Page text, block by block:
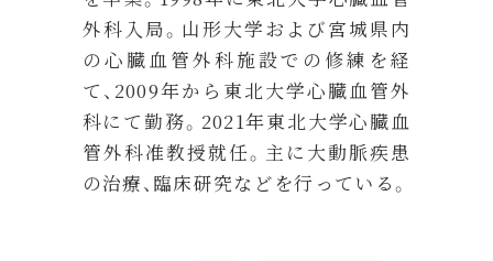
外科入局。山形大学および宮城県内
の心臓血管外科施設での修練を経
て、2009年から東北大学心臓血管外
科にて勤務。2021年東北大学心臓血
管外科准教授就任。主に大動脈疾患
の治療、臨床研究などを行っている。